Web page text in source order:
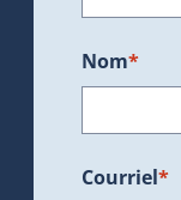
Nom*
Courriel*